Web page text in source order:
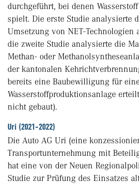
durchgeführt, bei denen
spielt. Die erste Studie analysierte
Umsetzung von NET-Technologien
die zweite Studie analysierte die
Methan- oder
der kantonalen
bereits eine Baubewilligung für
Wasserstoffproduktionsanlage
nicht gebaut).
Uri (2021-2022)
Die Auto AG Uri (eine
Transportunternehmung mit
hat eine von der Neuen
Studie zur Prüfung des Einsatzes